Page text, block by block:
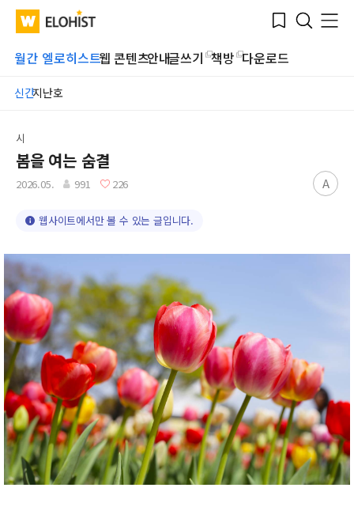
WATV Elohist-
Home
Bookmark
Search
Menu
월간 엘로히스트웹 콘텐츠안내글쓰기 책방 다운로드
신간지난호
Submit
시
봄을 여는 숨결
2026.05. 991 226 A
웹사이트에서만 볼 수 있는 글입니다.